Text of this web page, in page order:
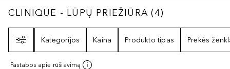
CLINIQUE - LŪPŲ PRIEŽIŪRA4
CLINIQUE - LŪPŲ PRIEŽIŪRA (4)
Kategorijos
Kaina Produkto tipas Prekės
Pastabos apie rūšiavimą